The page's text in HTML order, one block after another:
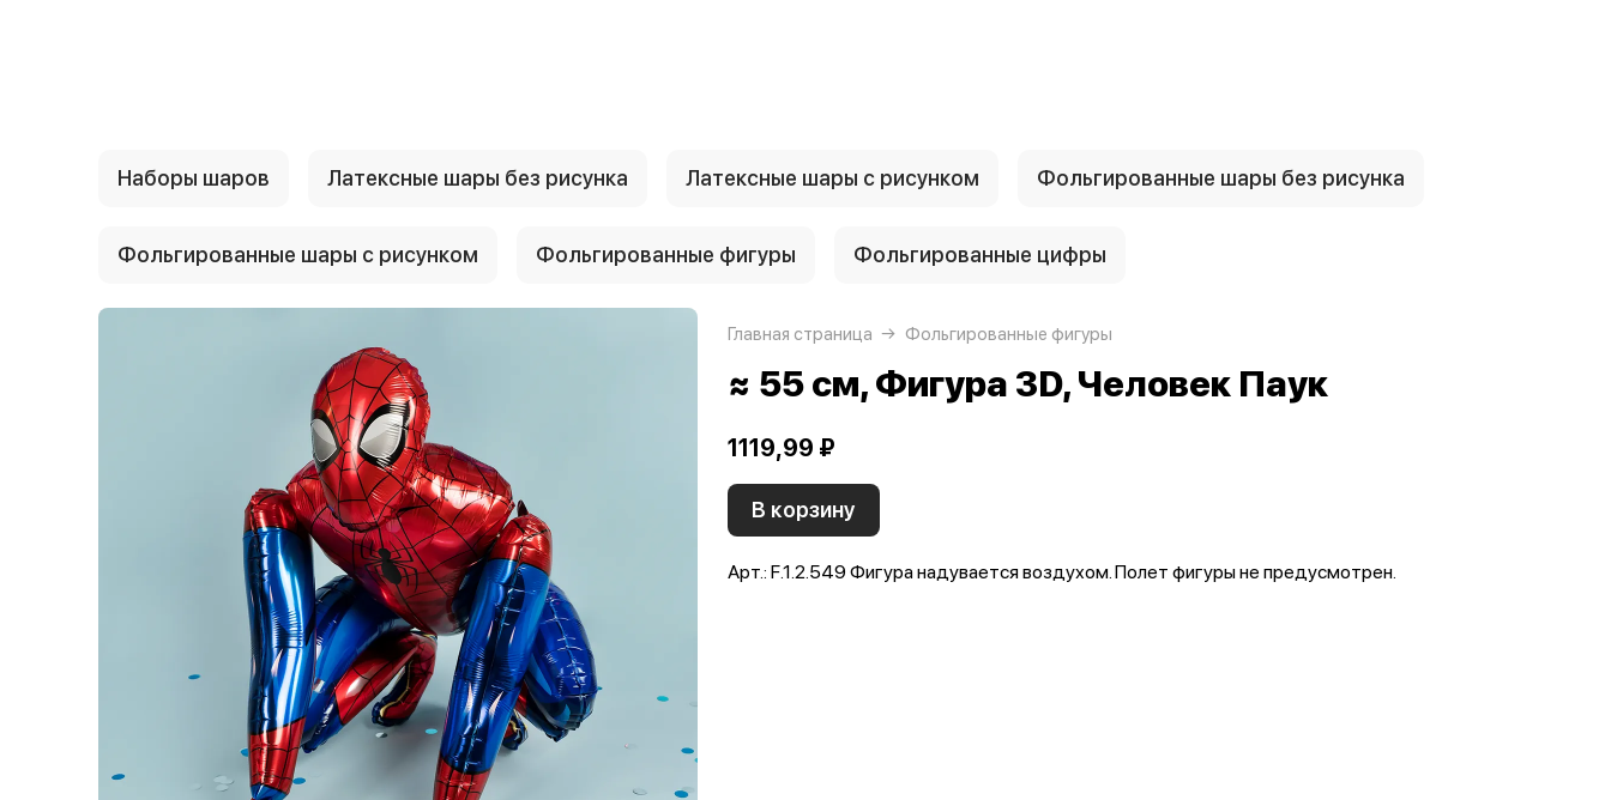
Наборы шаров Латексные шары без рисунка Латексные шары с рисунком Фольгированные шары без рисунка
Фольгированные шары с рисунком Фольгированные фигуры Фольгированные цифры
Главная страница Фольгированные фигуры
≈ 55 см, Фигура 3D, Человек Паук
1119,99 ₽
В корзину
Арт.: F.1.2.549 Фигура надувается воздухом. Полет фигуры не предусмотрен.